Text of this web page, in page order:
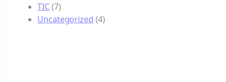
TIC(7)
Uncategorized (4)